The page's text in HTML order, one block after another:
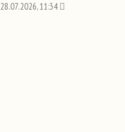
28.07.2026, 11:34